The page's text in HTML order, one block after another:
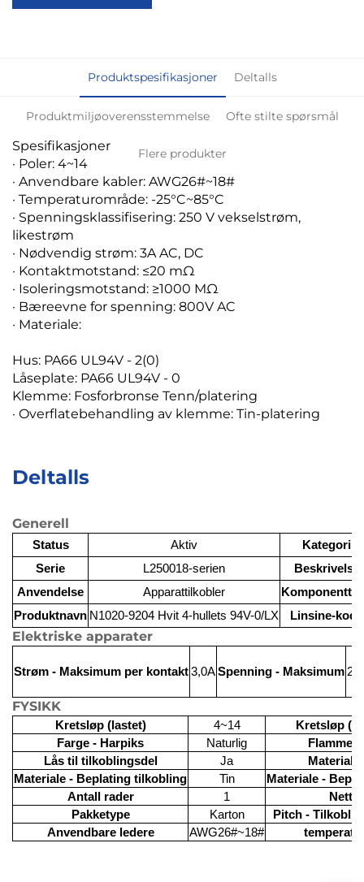
Produktspesifikasjoner Deltalls
Produktmiljøoverensstemmelse Ofte stilte spørsmål
Flere produkter
Spesifikasjoner
· Poler: 4~14
· Anvendbare kabler: AWG26#~18#
· Temperaturområde: -25°C~85°C
· Spenningsklassifisering: 250 V vekselstrøm,
likestrøm
· Nødvendig strøm: 3A AC, DC
· Kontaktmotstand: ≤20 mΩ
· Isoleringsmotstand: ≥1000 MΩ
· Bæreevne for spenning: 800V AC
· Materiale:
Hus: PA66 UL94V - 2(0)
Låseplate: PA66 UL94V - 0
Klemme: Fosforbronse Tenn/platering
· Overflatebehandling av klemme: Tin-platering
Deltalls
Generell
Status Aktiv
Kategori
Serie
L250018-serien
Beskrivelse
Anvendelse
Apparattilkobler
Produktnavn N1020-9204 Hvit 4-hullets 94V-0/LX Linsine-kode
Elektriske apparater
Strøm - Maksimum per kontakt3,0ASpenning - Maksimum
FYSIKK
Kretsløp (lastet) 4~14
Kretsløp
Farge - Harpiks
Naturlig
Lås til tilkoblingsdel
Ja
Materiale
Materiale - Beplating tilkobling
Tin
Materiale -
Antall rader
1
Pakketype
Karton
Pitch -
Anvendbare ledere
AWG26#~18#